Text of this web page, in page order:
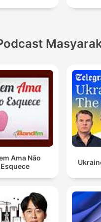
Ama Não
Esquece